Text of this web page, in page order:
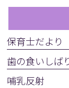
保育士だより
歯の食いしば
哺乳反射